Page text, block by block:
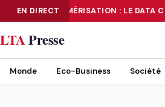
EN DIRECTNUMÉRISATION : LE DATA
NUMÉRISATION : LE DATA CENTER
LTAPresse
Monde Eco-Business Société